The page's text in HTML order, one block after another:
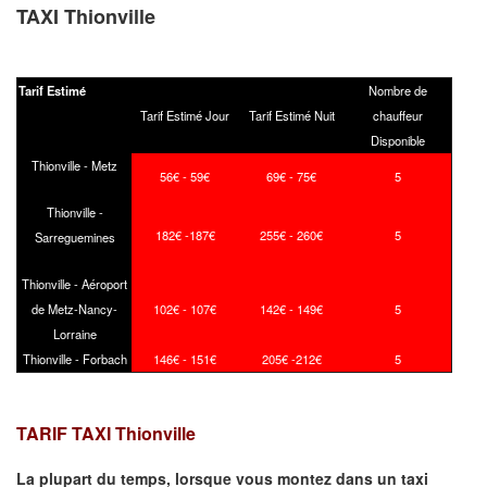
TAXI Thionville
Tarif Estimé
Tarif Estimé Jour
Tarif Estimé Nuit
Nombre de
chauffeur
Disponible
Thionville - Metz
56€ - 59€ 69€ - 75€ 5
Thionville -
Sarreguemines
182€ -187€ 255€ - 260€ 5
Thionville - Aéroport
de Metz-Nancy-
Lorraine
102€ - 107€ 142€ - 149€ 5
Thionville - Forbach 146€ - 151€ 205€ -212€ 5
TARIF TAXI Thionville
La plupart du temps, lorsque vous montez dans un taxi